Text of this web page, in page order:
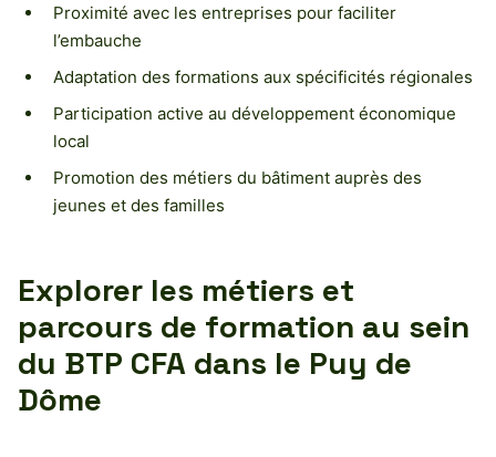
Proximité avec les entreprises pour faciliter
l’embauche
Adaptation des formations aux spécificités régionales
Participation active au développement économique
local
Promotion des métiers du bâtiment auprès des
jeunes et des familles
Explorer les métiers et
parcours de formation au sein
du BTP CFA dans le Puy de
Dôme